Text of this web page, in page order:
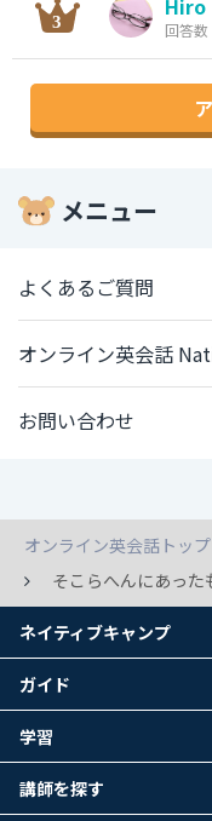
Hiro
回答
メニュー
よくあるご質問
オンライン英会話
お問い合わせ
オンライン英会話トップ
そこらへんにあった
ネイティブキャンプ
ガイド
学習
講師を探す